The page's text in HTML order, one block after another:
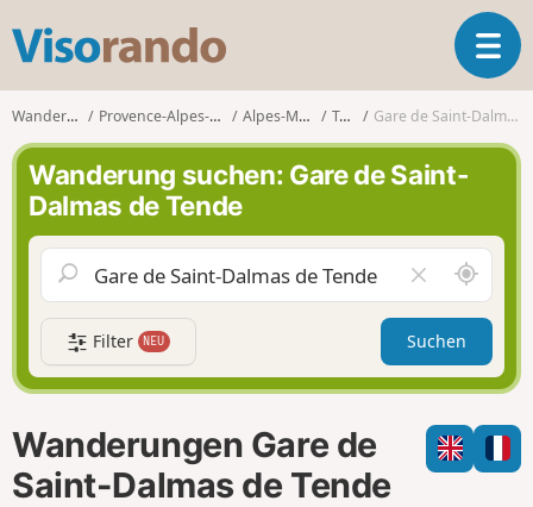
s
o
r
a
n
d
o
T
o
g
a
v
g
a
t
i
n
Wanderungen Provence-Alpes-Côte d'Azur Alpes-Maritimes Tende Gare de Saint-Dalmas de Tende
Wanderung suchen: Gare de Saint-
Dalmas de Tende
e
l
d
l
e
e
e
S
c
h
u
m
i
h
Filter NEU Suchen
Wanderungen Gare de
Saint-Dalmas de Tende